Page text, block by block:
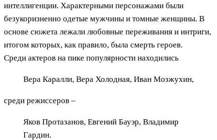
интеллигенции. Характерными персонажами были
безукоризненно одетые мужчины и томные женщины. В
основе сюжета лежали любовные переживания и интриги,
итогом которых, как правило, была смерть героев.
Среди актеров на пике популярности находились
Вера Каралли, Вера Холодная, Иван Мозжухин,
среди режиссеров –
Яков Протазанов, Евгений Бауэр, Владимир
Гардин.